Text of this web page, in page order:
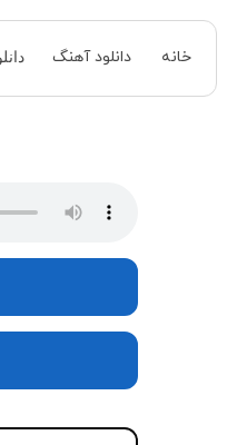
خانه دانلود آهنگ